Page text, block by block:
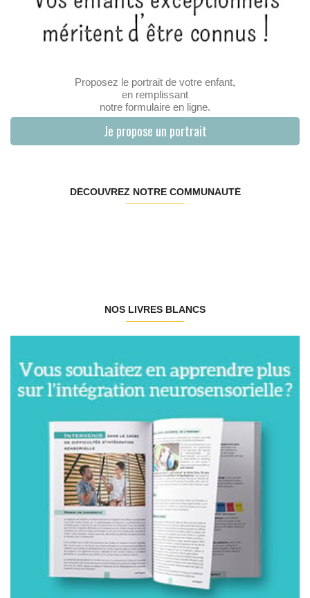
Proposez le portrait de votre enfant,
en remplissant
notre formulaire en ligne.
Je propose un portrait
DÉCOUVREZ NOTRE COMMUNAUTÉ
NOS LIVRES BLANCS